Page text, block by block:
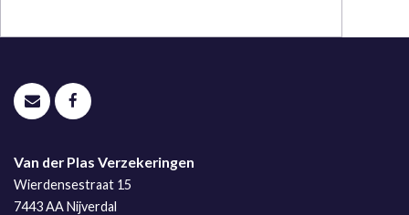
Van der Plas Verzekeringen
Wierdensestraat 15
7443 AANijverdal